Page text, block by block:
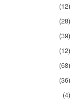
(12)
(28)
(39)
(12)
(68)
(36)
(4)